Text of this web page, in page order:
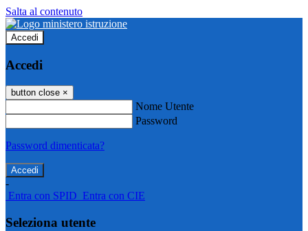
Salta al contenuto
Accedi
Accedi
button close ×
Nome Utente
Password
Password dimenticata?
-
Entra con SPID Entra con CIE
Seleziona utente